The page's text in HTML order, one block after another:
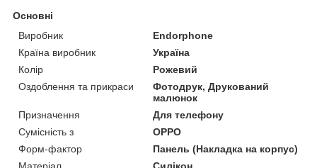
Основні
Виробник
Endorphone
Країна виробник
Україна
Колір
Рожевий
Оздоблення та прикраси
Фотодрук, Друкований
малюнок
Призначення
Для телефону
Сумісність з
OPPO
Форм-фактор
Панель (Накладка на корпус)
Матеріал
Силікон